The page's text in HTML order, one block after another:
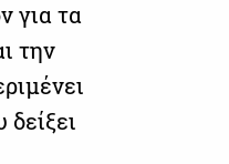
για τα
την